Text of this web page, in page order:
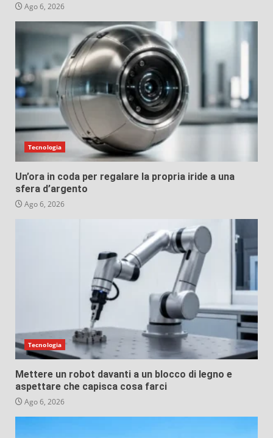
Ago 6, 2026
Tecnologia
Un’ora in coda per regalare la propria iride a una
sfera d’argento
Ago 6, 2026
Tecnologia
Mettere un robot davanti a un blocco di legno e
aspettare che capisca cosa farci
Ago 6, 2026